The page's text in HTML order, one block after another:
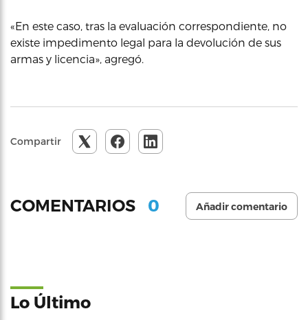
«En este caso, tras la evaluación correspondiente, no
existe impedimento legal para la devolución de sus
armas y licencia», agregó.
Compartir
COMENTARIOS 0 Añadir comentario
Lo Último